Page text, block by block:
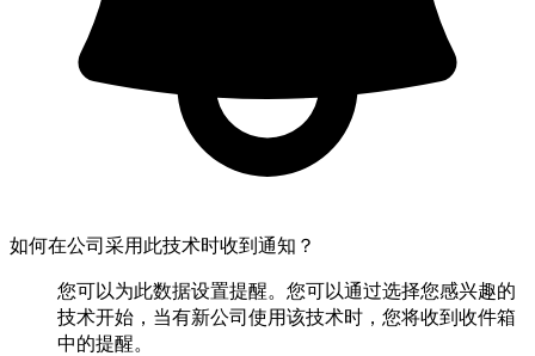
如何在公司采用此技术时收到通知？
您可以为此数据设置提醒。您可以通过选择您感兴趣的
技术开始，当有新公司使用该技术时，您将收到收件箱
中的提醒。